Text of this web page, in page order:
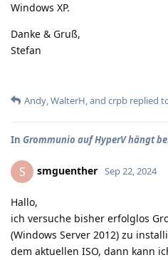
Windows XP.
Danke & Gruß,
Stefan
Andy,WalterH, and crpb replied
In Grommunio auf HyperV hängt
S smguenther Sep 22, 2024
Hallo,
ich versuche bisher erfolglos
(Windows Server 2012) zu
dem aktuellen ISO, dann kann